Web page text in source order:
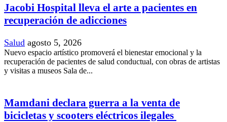
Jacobi Hospital lleva el arte a pacientes en
recuperación de adicciones
Salud agosto 5, 2026
Nuevo espacio artístico promoverá el bienestar emocional y la
recuperación de pacientes de salud conductual, con obras de artistas
y visitas a museos Sala de...
Mamdani declara guerra a la venta de
bicicletas y scooters eléctricos ilegales